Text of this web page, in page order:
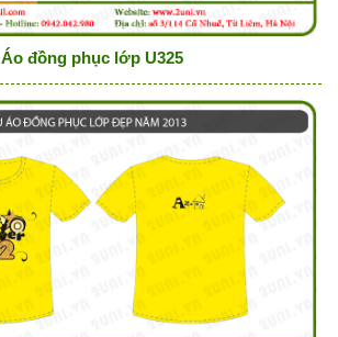
Áo đồng phục lớp U325